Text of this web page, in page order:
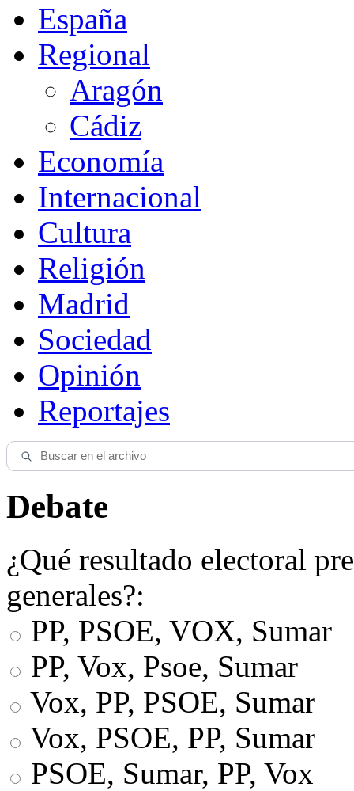
España
Regional
Aragón
Cádiz
Economía
Internacional
Cultura
Religión
Madrid
Sociedad
Opinión
Reportajes
Debate
¿Qué resultado electoral
generales?:
PP, PSOE, VOX, Sumar
PP, Vox, Psoe, Sumar
Vox, PP, PSOE, Sumar
Vox, PSOE, PP, Sumar
PSOE, Sumar, PP, Vox